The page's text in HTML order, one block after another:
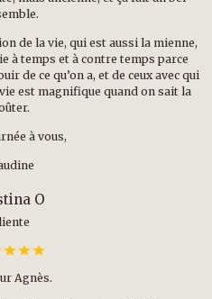
de la vie, qui est aussi la mienne,
à temps et à contre temps parce
de ce qu’on a, et de ceux avec qui
est magnifique quand on sait la
à vous,
O
Agnès.